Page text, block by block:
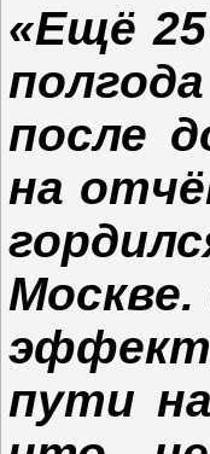
«Ещё
после
на
пути